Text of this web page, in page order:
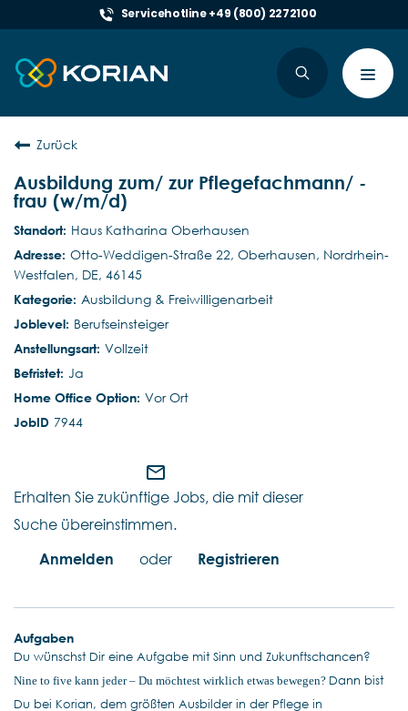
Servicehotline +49 (800) 2272100
Zurück
Ausbildung zum/ zur Pflegefachmann/ -
frau (w/m/d)
Haus Katharina Oberhausen
Otto-Weddigen-Straße 22, Oberhausen, Nordrhein-
Westfalen, DE, 46145
Ausbildung & Freiwilligenarbeit
Berufseinsteiger
Vollzeit
Ja
Vor Ort
7944
mail_outline
Erhalten Sie zukünftige Jobs, die mit dieser
Suche übereinstimmen.
Anmelden
oder Registrieren
Aufgaben
Du wünschst Dir eine Aufgabe mit Sinn und Zukunftschancen?
Nine to five kann jeder – Du möchtest wirklich etwas bewegen? Dann bist
Du bei Korian, dem größten Ausbilder in der Pflege in